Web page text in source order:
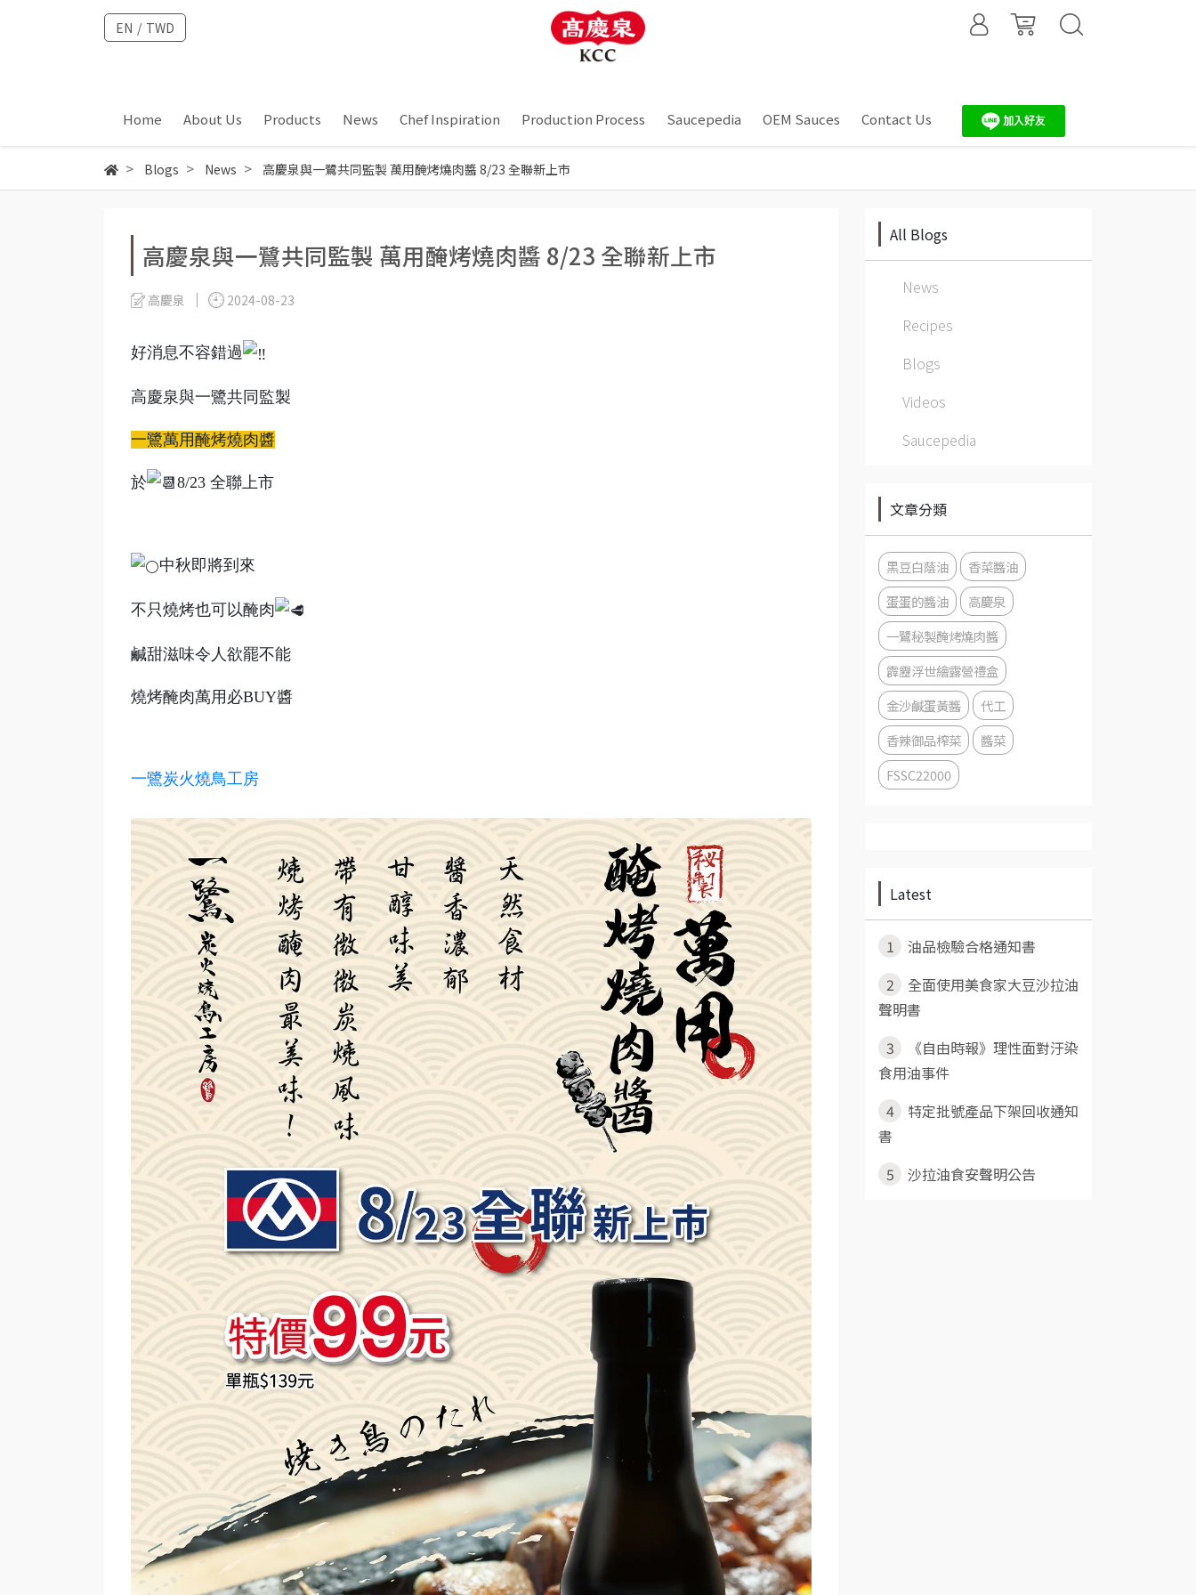
EN / TWD
Home About Us Products News Chef Inspiration Production Process Saucepedia OEM Sauces Contact Us
Blogs News 高慶泉與一鷺共同監製 萬用醃烤燒肉醬 8/23 全聯新上市 ​
高慶泉與一鷺共同監製 萬用醃烤燒肉醬 8/23 全聯新上市 ​
高慶泉 2024-08-23
好消息不容錯過
高慶泉與一鷺共同監製
一鷺萬用醃烤燒肉醬
於 8/23 全聯上市
中秋即將到來
不只燒烤也可以醃肉
鹹甜滋味令人欲罷不能
燒烤醃肉萬用必BUY醬
一鷺炭火燒鳥工房
All Blogs
News
Recipes
Blogs
Videos
Saucepedia
文章分類
黑豆白蔭油
香菜醬油
蛋蛋的醬油
高慶泉
一鷺秘製醃烤燒肉醬
霹靂浮世繪露營禮盒
金沙鹹蛋黃醬
代工
香辣御品榨菜
醬菜
FSSC22000
Latest
1
油品檢驗合格通知書
2
全面使用美食家大豆沙拉油
聲明書
3
《自由時報》理性面對汙染
食用油事件
4
特定批號產品下架回收通知
書
5
沙拉油食安聲明公告